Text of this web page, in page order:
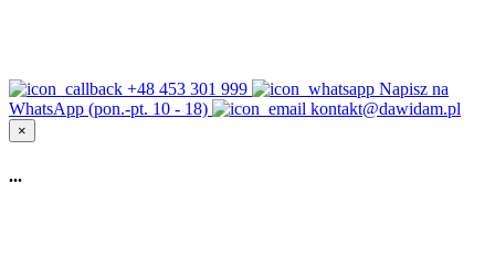
+48 453 301 999
Napisz na
WhatsApp (pon.-pt. 10 - 18)
kontakt@dawidam.pl
×
...